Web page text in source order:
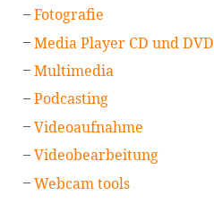
Fotografie
Media Player CD und DVD
Multimedia
Podcasting
Videoaufnahme
Videobearbeitung
Webcam tools